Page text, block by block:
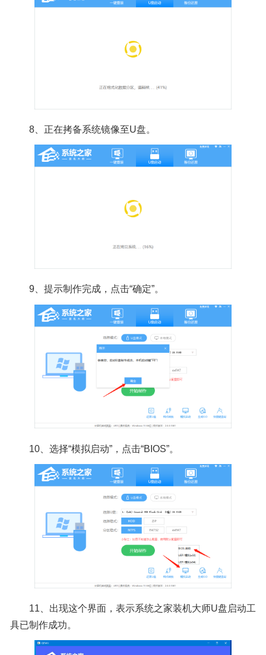
8、正在拷备系统镜像至U盘。
9、提示制作完成，点击“确定”。
10、选择“模拟启动”，点击“BIOS”。
11、出现这个界面，表示系统之家装机大师U盘启动工
具已制作成功。